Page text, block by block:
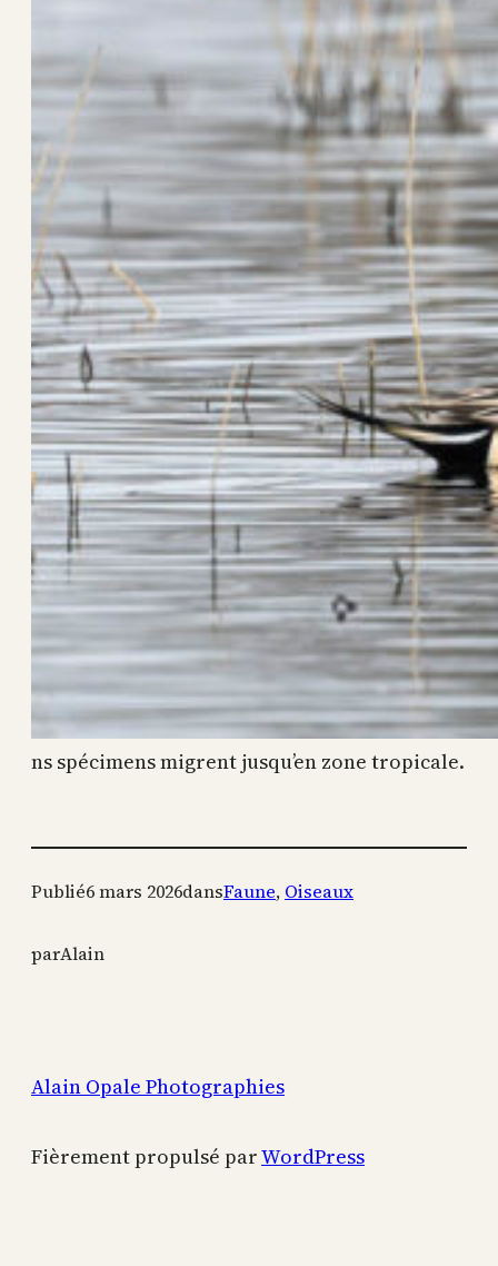
ns spécimens migrent jusqu’en zone tropicale.
Publié6 mars 2026dansFaune, Oiseaux
parAlain
Alain Opale Photographies
Fièrement propulsé parWordPress